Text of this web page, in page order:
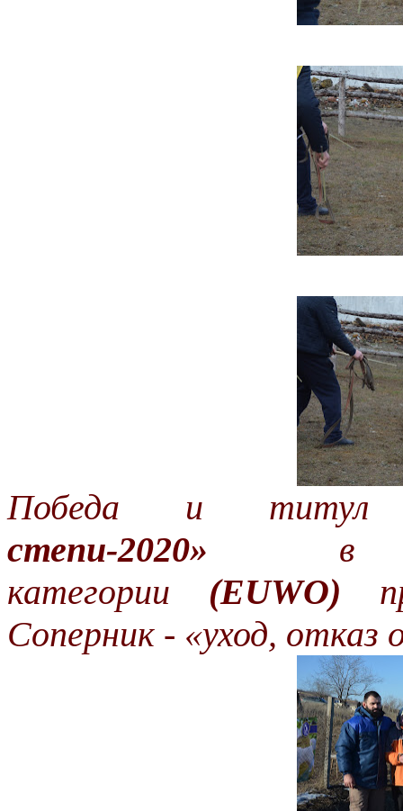
Победа и
степи-2020»
в
категории (EUWO)
Соперник - «уход, отказ